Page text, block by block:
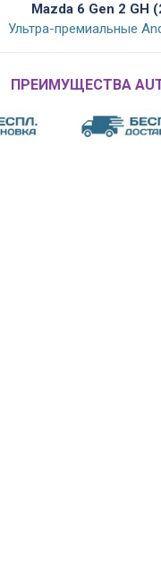
Mazda 6 Gen 2 GH
Ультра-премиальные
ПРЕИМУЩЕСТВА